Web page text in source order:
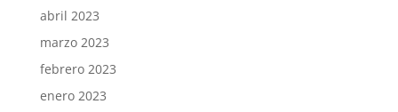
abril 2023
marzo 2023
febrero 2023
enero 2023